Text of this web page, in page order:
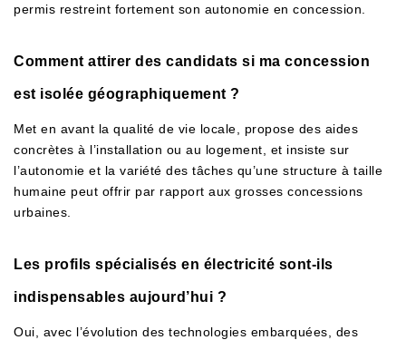
permis restreint fortement son autonomie en concession.
Comment attirer des candidats si ma concession
est isolée géographiquement ?
Met en avant la qualité de vie locale, propose des aides
concrètes à l’installation ou au logement, et insiste sur
l’autonomie et la variété des tâches qu’une structure à taille
humaine peut offrir par rapport aux grosses concessions
urbaines.
Les profils spécialisés en électricité sont-ils
indispensables aujourd’hui ?
Oui, avec l’évolution des technologies embarquées, des